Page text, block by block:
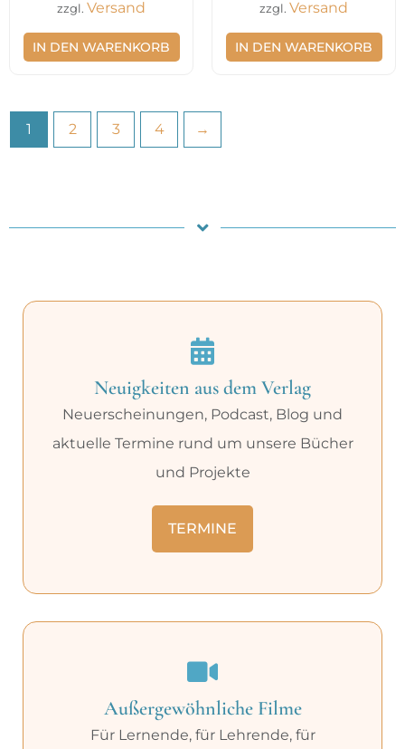
zzgl. Versand
IN DEN WARENKORB
zzgl. Versand
IN DEN WARENKORB
1 2 3 4 →
Neuigkeiten aus dem Verlag
Neuerscheinungen, Podcast, Blog und
aktuelle Termine rund um unsere Bücher
und Projekte
TERMINE
Außergewöhnliche Filme
Für Lernende, für Lehrende, für